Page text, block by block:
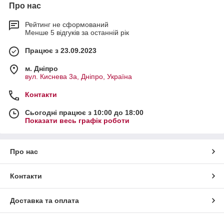
Про нас
Рейтинг не сформований
Менше 5 відгуків за останній рік
Працює з 23.09.2023
м. Дніпро
вул. Киснева 3а, Дніпро, Україна
Контакти
Сьогодні працює з 10:00 до 18:00
Показати весь графік роботи
Про нас
Контакти
Доставка та оплата